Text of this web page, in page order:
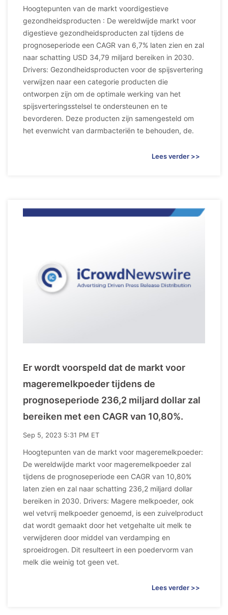
Hoogtepunten van de markt voordigestieve
gezondheidsproducten : De wereldwijde markt voor
digestieve gezondheidsproducten zal tijdens de
prognoseperiode een CAGR van 6,7% laten zien en zal
naar schatting USD 34,79 miljard bereiken in 2030.
Drivers: Gezondheidsproducten voor de spijsvertering
verwijzen naar een categorie producten die
ontworpen zijn om de optimale werking van het
spijsverteringsstelsel te ondersteunen en te
bevorderen. Deze producten zijn samengesteld om
het evenwicht van darmbacteriën te behouden, de.
Lees verder >>
Er wordt voorspeld dat de markt voor
mageremelkpoeder tijdens de
prognoseperiode 236,2 miljard dollar zal
bereiken met een CAGR van 10,80%.
Sep 5, 2023 5:31 PM ET
Hoogtepunten van de markt voor mageremelkpoeder:
De wereldwijde markt voor mageremelkpoeder zal
tijdens de prognoseperiode een CAGR van 10,80%
laten zien en zal naar schatting 236,2 miljard dollar
bereiken in 2030. Drivers: Magere melkpoeder, ook
wel vetvrij melkpoeder genoemd, is een zuivelproduct
dat wordt gemaakt door het vetgehalte uit melk te
verwijderen door middel van verdamping en
sproeidrogen. Dit resulteert in een poedervorm van
melk die weinig tot geen vet.
Lees verder >>